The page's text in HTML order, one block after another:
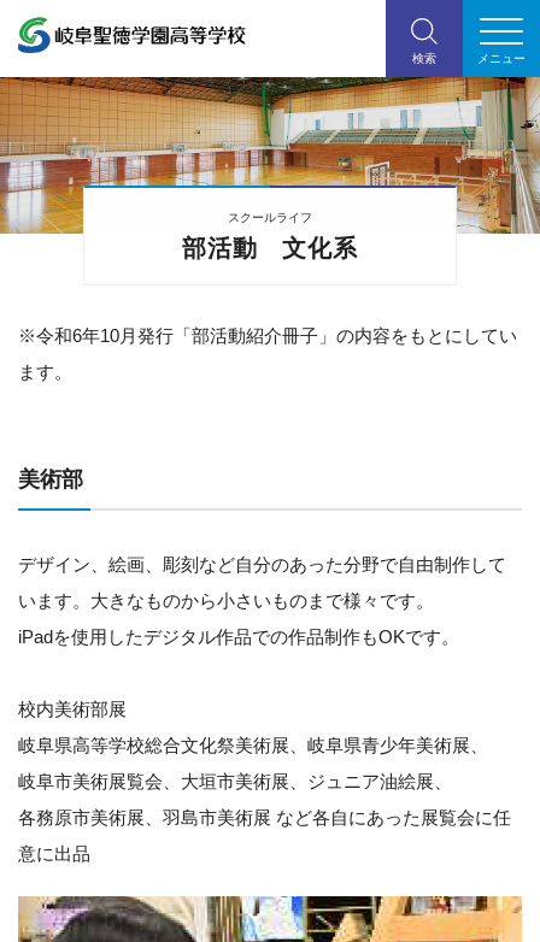
部活動 文化系
スクールライフ
※令和6年10月発行「部活動紹介冊子」の内容をもとにしてい
ます。
美術部
デザイン、絵画、彫刻など自分のあった分野で自由制作して
います。大きなものから小さいものまで様々です。
iPadを使用したデジタル作品での作品制作もOKです。
校内美術部展
岐阜県高等学校総合文化祭美術展、岐阜県青少年美術展、
岐阜市美術展覧会、大垣市美術展、ジュニア油絵展、
各務原市美術展、羽島市美術展 など各自にあった展覧会に任
意に出品